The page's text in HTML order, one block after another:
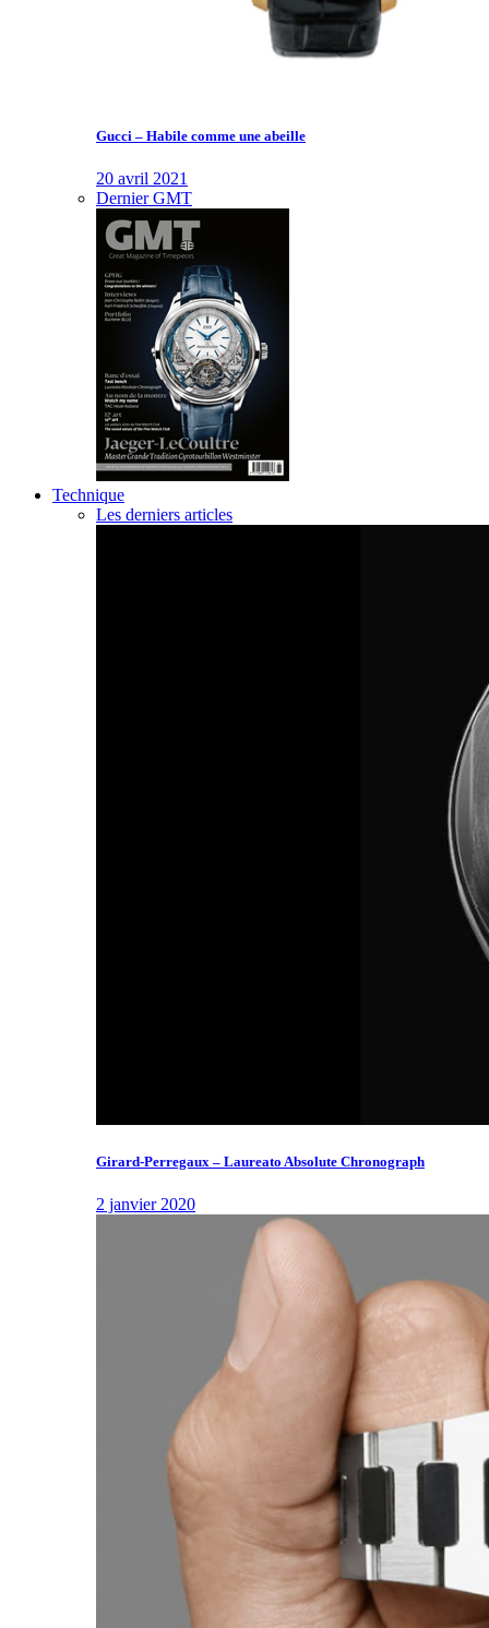
Gucci – Habile comme une abeille
20 avril 2021
Dernier GMT
Technique
Les derniers articles
Girard-Perregaux – Laureato Absolute Chronograph
2 janvier 2020